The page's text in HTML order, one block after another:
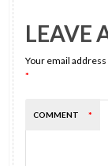
LEAVE
Your email
*
COMMENT *